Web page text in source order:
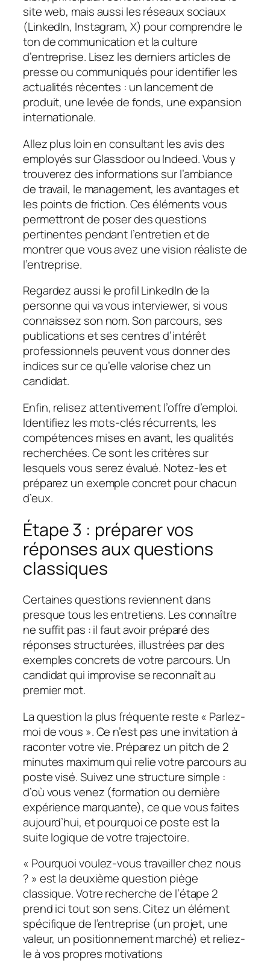
site web, mais aussi les réseaux sociaux
(LinkedIn, Instagram, X) pour comprendre le
ton de communication et la culture
d’entreprise. Lisez les derniers articles de
presse ou communiqués pour identifier les
actualités récentes : un lancement de
produit, une levée de fonds, une expansion
internationale.
Allez plus loin en consultant les avis des
employés sur Glassdoor ou Indeed. Vous y
trouverez des informations sur l’ambiance
de travail, le management, les avantages et
les points de friction. Ces éléments vous
permettront de poser des questions
pertinentes pendant l’entretien et de
montrer que vous avez une vision réaliste de
l’entreprise.
Regardez aussi le profil LinkedIn de la
personne qui va vous interviewer, si vous
connaissez son nom. Son parcours, ses
publications et ses centres d’intérêt
professionnels peuvent vous donner des
indices sur ce qu’elle valorise chez un
candidat.
Enfin, relisez attentivement l’offre d’emploi.
Identifiez les mots-clés récurrents, les
compétences mises en avant, les qualités
recherchées. Ce sont les critères sur
lesquels vous serez évalué. Notez-les et
préparez un exemple concret pour chacun
d’eux.
Étape 3 : préparer vos
réponses aux questions
classiques
Certaines questions reviennent dans
presque tous les entretiens. Les connaître
ne suffit pas : il faut avoir préparé des
réponses structurées, illustrées par des
exemples concrets de votre parcours. Un
candidat qui improvise se reconnaît au
premier mot.
La question la plus fréquente reste « Parlez-
moi de vous ». Ce n’est pas une invitation à
raconter votre vie. Préparez un pitch de 2
minutes maximum qui relie votre parcours au
poste visé. Suivez une structure simple :
d’où vous venez (formation ou dernière
expérience marquante), ce que vous faites
aujourd’hui, et pourquoi ce poste est la
suite logique de votre trajectoire.
« Pourquoi voulez-vous travailler chez nous
? » est la deuxième question piège
classique. Votre recherche de l’étape 2
prend ici tout son sens. Citez un élément
spécifique de l’entreprise (un projet, une
valeur, un positionnement marché) et reliez-
le à vos propres motivations